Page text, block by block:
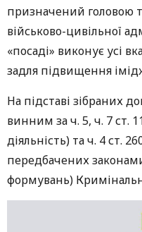
призначений головою
військово-цивільної
«посаді» виконує усі
задля підвищення
На підставі зібраних
винним за ч. 5, ч. 7 ст.
діяльність) та ч. 4 ст.
передбачених
формувань)